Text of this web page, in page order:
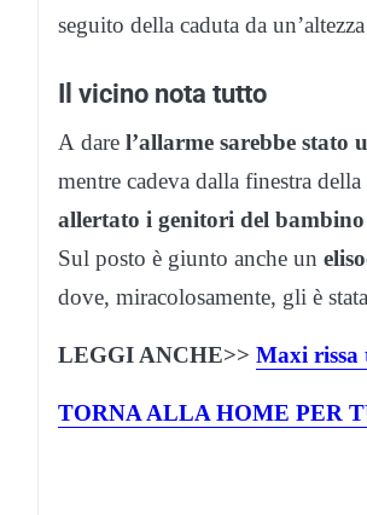
seguito della caduta da
Il vicino nota tutto
A dare l’allarme sarebbe stato
mentre cadeva dalla finestra
allertato i genitori del bambino
Sul posto è giunto anche un
dove, miracolosamente, gli è stata
LEGGI ANCHE>> Maxi rissa
TORNA ALLA HOME PER